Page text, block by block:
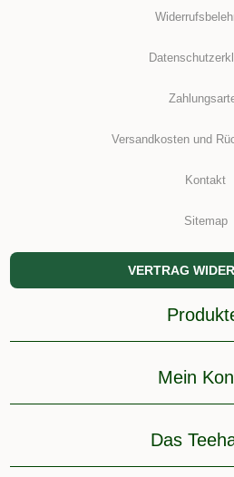
Versandkosten und
Kontakt
Sitemap
VERTRAG
Mein
Das